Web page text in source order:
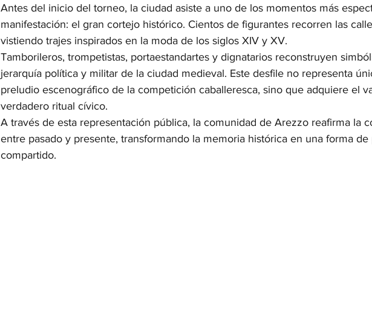
Antes del inicio del torneo, la ciudad asiste a uno de los momentos más
manifestación: el gran cortejo histórico. Cientos de figurantes recorren las
vistiendo trajes inspirados en la moda de los siglos XIV y XV.
Tamborileros, trompetistas, portaestandartes y dignatarios reconstruyen
jerarquía política y militar de la ciudad medieval. Este desfile no representa
preludio escenográfico de la competición caballeresca, sino que adquiere el
verdadero ritual cívico.
A través de esta representación pública, la comunidad de Arezzo reafirma la
entre pasado y presente, transformando la memoria histórica en una forma
compartido.